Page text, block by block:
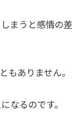
まうと感情の
もありません。
なるのです。